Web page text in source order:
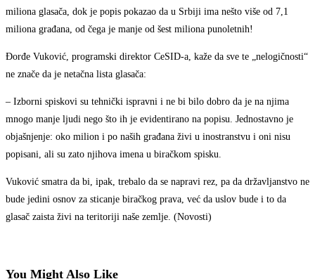
miliona glasača, dok je popis pokazao da u Srbiji ima nešto više od 7,1
miliona građana, od čega je manje od šest miliona punoletnih!
Đorđe Vuković, programski direktor CeSID-a, kaže da sve te „nelogičnosti“
ne znače da je netačna lista glasača:
– Izborni spiskovi su tehnički ispravni i ne bi bilo dobro da je na njima
mnogo manje ljudi nego što ih je evidentirano na popisu. Jednostavno je
objašnjenje: oko milion i po naših građana živi u inostranstvu i oni nisu
popisani, ali su zato njihova imena u biračkom spisku.
Vuković smatra da bi, ipak, trebalo da se napravi rez, pa da državljanstvo ne
bude jedini osnov za sticanje biračkog prava, već da uslov bude i to da
glasač zaista živi na teritoriji naše zemlje. (Novosti)
You Might Also Like